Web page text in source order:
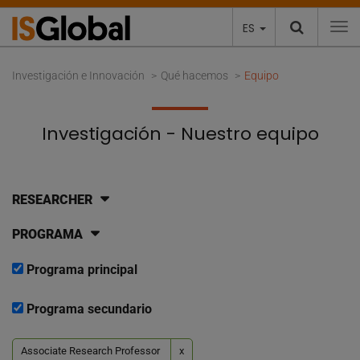
ES
Investigación e Innovación Qué hacemos Equipo
Investigación - Nuestro equipo
RESEARCHER
PROGRAMA
Programa principal
Programa secundario
Associate Research Professor x